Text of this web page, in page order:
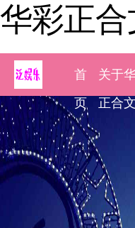
华彩正
首
页
关于
正合